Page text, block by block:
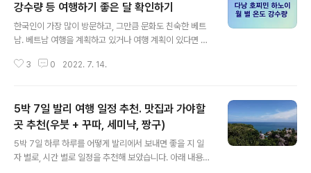
편함 없이 베트남을 여행하세요. 목차 격리 제외 조건 베트
남은 사실상 격리가 없는 국가입니다. 다른 나라들의 경우,
아직까지 백신 2차까지 접종한 방문객에 대해서 무격리를
시행하고 있는 곳들이 많은데, 베트남은 백신 접종과 상관
없이 베트남 입국에 문제가 되지 않는 여권을 소지하고 있
강수량 등 여행하기 좋은 달 확인하기
한국인이 가장 많이 방문하고, 그만큼 문화도 친숙한 베트
남. 베트남 여행을 계획하고 있거나 여행 계획이 있다면 매
국인이 많이 가는 여행지는 주로 다낭, 하노이, 베트남일 텐
낭은 중부, 그리고 호찌민은 남부에 위치하고 있습니다. 베
트남 날씨가 지역마다 같지 않을까 생각할 수 있지만, 지도
에서 보이는 것 처럼 길게 놓여진 나라이다보니 날씨 또한
지역별로 편차가 있는 편입니다. 그럼 한국인들이 가장 많
이 방문하는 다낭, 하노이, 호치민의 각 지역별 날씨를 한번
3 0 2022. 7. 14.
5박 7일 발리 여행 일정 추천. 맛집과 가야할
곳 추천(우붓 + 꾸따, 세미냑, 짱구)
5박 7일 하루 하루를 어떻게 발리에서 보내면 좋을 지 일
자 별로, 시간 별로 일정을 추천해 보았습니다. 아래 내용을